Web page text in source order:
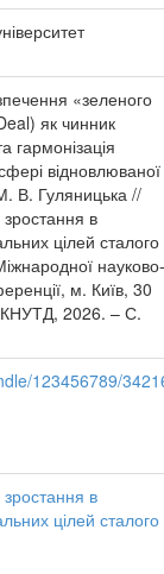
«зеленого
як чинник
гармонізація
відновлюваної
В. Гуляницька //
в
цілей сталого
науково-
м. Київ, 30
КНУТД, 2026. – С.
123456789/
в
цілей сталого